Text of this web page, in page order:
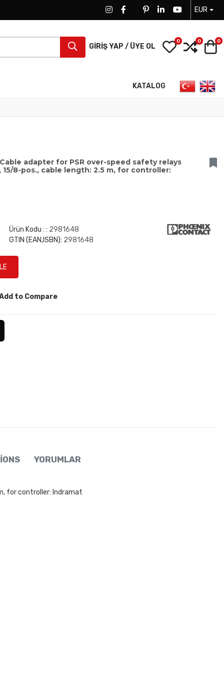
FACEBOOK SOCIAL LINK
FACEBOOK SOCIAL LINK
TWITTER SOCIAL LINK
PINTEREST SOCIAL LINK
LINKEDIN SOCIAL
YOUTUBE
EUR
GIRIŞ YAP / ÜYE OL My Wishlist
0 0 0
KATALOG Dilinizi seçin
Cable adapter for PSR over-speed safety relays
15/8-pos., cable length: 2.5 m, for controller:
Ürün Kodu : : 2981648
GTIN (EAN,ISBN): 2981648
to Compare
YORUMLAR
for controller: Indramat